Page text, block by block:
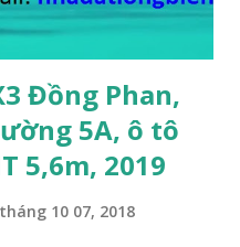
Đồng Phan,
5A, ô tô
5,6m, 2019
tháng 10 07, 2018